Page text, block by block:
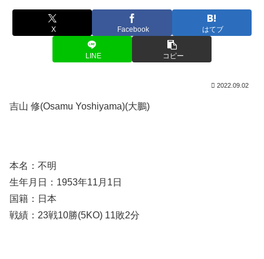
X Facebook はてブ
LINE コピー
2022.09.02
吉山 修(Osamu Yoshiyama)(大鵬)
本名：不明
生年月日：1953年11月1日
国籍：日本
戦績：23戦10勝(5KO) 11敗2分